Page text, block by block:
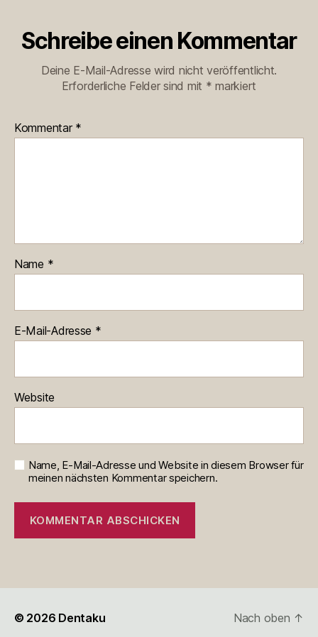
Schreibe einen Kommentar
Deine E-Mail-Adresse wird nicht veröffentlicht.
Erforderliche Felder sind mit * markiert
Kommentar *
Name *
E-Mail-Adresse *
Website
Name, E-Mail-Adresse und Website in diesem Browser für
meinen nächsten Kommentar speichern.
© 2026 Dentaku Nach oben ↑